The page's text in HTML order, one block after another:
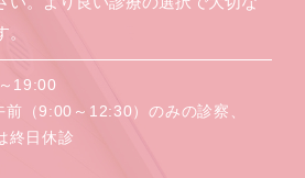
19:00
（9:00～12:30）のみの診察、
終日休診